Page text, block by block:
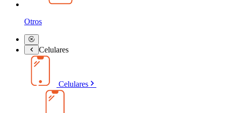
Otros
Celulares
Celulares